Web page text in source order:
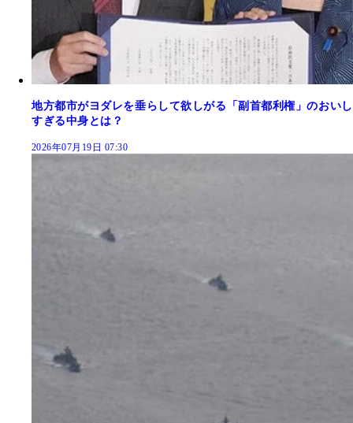
地方都市がヨダレを垂らして欲しがる「副首都利権」のおいし
すぎる中身とは？
2026年07月19日 07:30